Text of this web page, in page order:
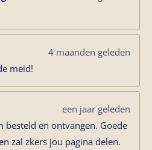
4 maanden geleden
meid!
een jaar geleden
besteld en ontvangen. Goede
zal zkers jou pagina delen.